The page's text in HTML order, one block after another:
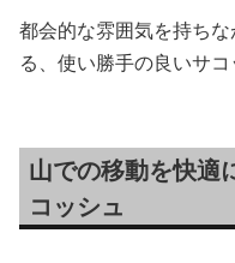
都会的な雰囲気を持ち
る、使い勝手の良いサコ
山での移動を快適
コッシュ